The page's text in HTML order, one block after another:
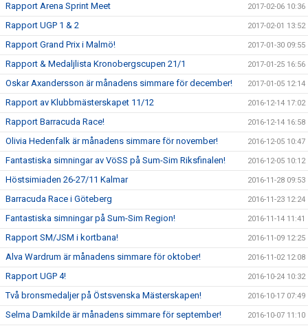
Rapport Arena Sprint Meet 2017-02-06 10:36
Rapport UGP 1 & 2 2017-02-01 13:52
Rapport Grand Prix i Malmö! 2017-01-30 09:55
Rapport & Medaljlista Kronobergscupen 21/1 2017-01-25 16:56
Oskar Axandersson är månadens simmare för december! 2017-01-05 12:14
Rapport av Klubbmästerskapet 11/12 2016-12-14 17:02
Rapport Barracuda Race! 2016-12-14 16:58
Olivia Hedenfalk är månadens simmare för november! 2016-12-05 10:47
Fantastiska simningar av VöSS på Sum-Sim Riksfinalen! 2016-12-05 10:12
Höstsimiaden 26-27/11 Kalmar 2016-11-28 09:53
Barracuda Race i Göteberg 2016-11-23 12:24
Fantastiska simningar på Sum-Sim Region! 2016-11-14 11:41
Rapport SM/JSM i kortbana! 2016-11-09 12:25
Alva Wardrum är månadens simmare för oktober! 2016-11-02 12:08
Rapport UGP 4! 2016-10-24 10:32
Två bronsmedaljer på Östsvenska Mästerskapen! 2016-10-17 07:49
Selma Damkilde är månadens simmare för september! 2016-10-07 11:10